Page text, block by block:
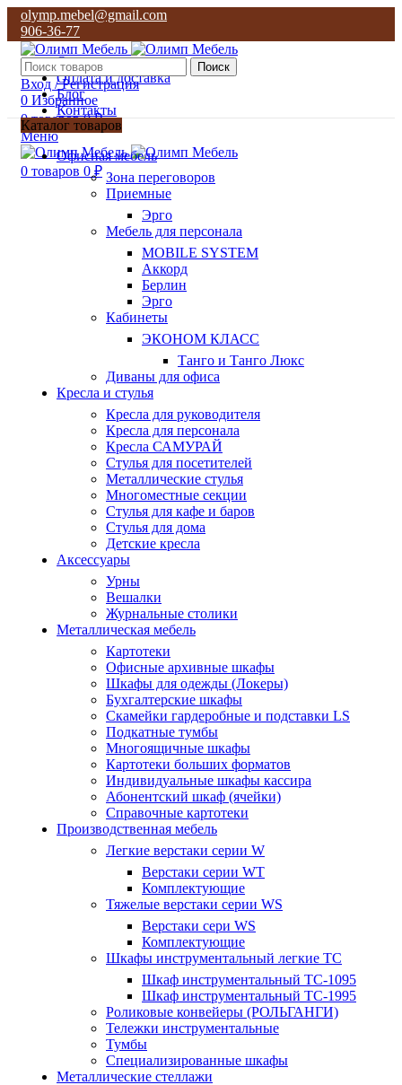
olymp.mebel@gmail.com
906-36-77
О нас
Оплата и доставка
Блог
Контакты
906-36-77
Поиск
Вход / Регистрация
0 Избранное
0товаров 0₽
Меню
0 товаров 0 ₽
Каталог товаров
Офисная мебель
Зона переговоров
Приемные
Эрго
Мебель для персонала
MOBILE SYSTEM
Аккорд
Берлин
Эрго
Кабинеты
ЭКОНОМ КЛАСС
Танго и Танго Люкс
Диваны для офиса
Кресла и стулья
Кресла для руководителя
Кресла для персонала
Кресла САМУРАЙ
Стулья для посетителей
Металлические стулья
Многоместные секции
Стулья для кафе и баров
Стулья для дома
Детские кресла
Аксессуары
Урны
Вешалки
Журнальные столики
Металлическая мебель
Картотеки
Офисные архивные шкафы
Шкафы для одежды (Локеры)
Бухгалтерские шкафы
Скамейки гардеробные и подставки LS
Подкатные тумбы
Многоящичные шкафы
Картотеки больших форматов
Индивидуальные шкафы кассира
Абонентский шкаф (ячейки)
Справочные картотеки
Производственная мебель
Легкие верстаки серии W
Верстаки серии WT
Комплектующие
Тяжелые верстаки серии WS
Верстаки сери WS
Комплектующие
Шкафы инструментальный легкие ТС
Шкаф инструментальный TC-1095
Шкаф инструментальный TC-1995
Роликовые конвейеры (РОЛЬГАНГИ)
Тележки инструментальные
Тумбы
Специализированные шкафы
Металлические стеллажи